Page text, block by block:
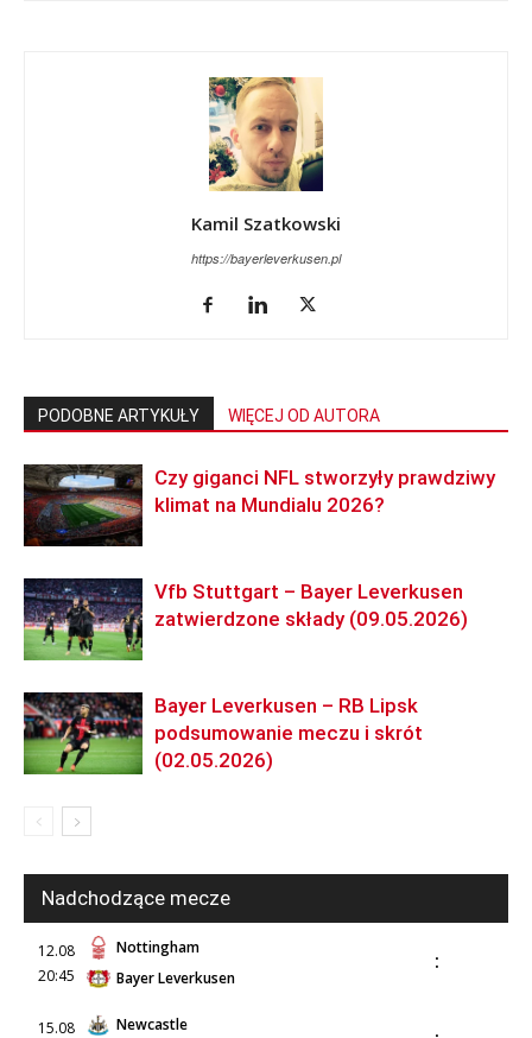
Kamil Szatkowski
https://bayerleverkusen.pl
PODOBNE ARTYKUŁY WIĘCEJ OD AUTORA
Czy giganci NFL stworzyły prawdziwy
klimat na Mundialu 2026?
Vfb Stuttgart – Bayer Leverkusen
zatwierdzone składy (09.05.2026)
Bayer Leverkusen – RB Lipsk
podsumowanie meczu i skrót
(02.05.2026)
Nadchodzące mecze
12.08
20:45
Nottingham
Bayer Leverkusen
:
15.08
Newcastle